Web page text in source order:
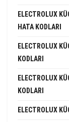
ELECTROLUX
HATA KODLARI
ELECTROLUX
KODLARI
ELECTROLUX
KODLARI
ELECTROLUX